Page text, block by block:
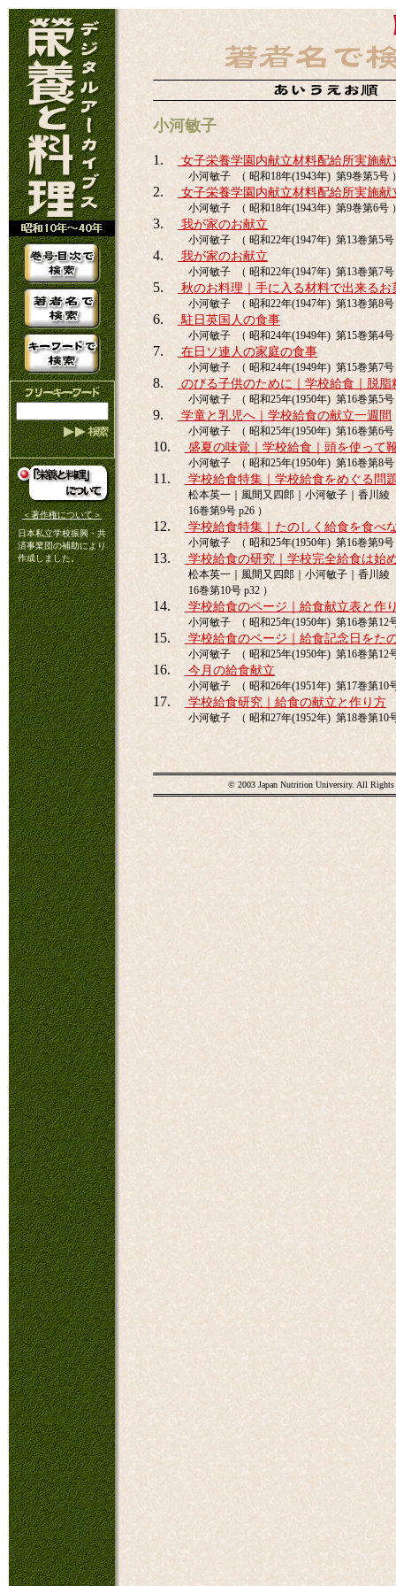
＜著作権について＞
日本私立学校振興・共
済事業団の補助により
作成しました。
小河敏子
1. 女子栄養学園内献立材料配給所実施献
小河敏子 （ 昭和18年(1943年) 第9巻第5号
2. 女子栄養学園内献立材料配給所実施献
小河敏子 （ 昭和18年(1943年) 第9巻第6号
3. 我が家のお献立
小河敏子 （ 昭和22年(1947年) 第13巻第5号
4. 我が家のお献立
小河敏子 （ 昭和22年(1947年) 第13巻第7号
5. 秋のお料理｜手に入る材料で出来るお
小河敏子 （ 昭和22年(1947年) 第13巻第8号
6. 駐日英国人の食事
小河敏子 （ 昭和24年(1949年) 第15巻第4号
7. 在日ソ連人の家庭の食事
小河敏子 （ 昭和24年(1949年) 第15巻第7号
8. のびる子供のために｜学校給食｜脱脂
小河敏子 （ 昭和25年(1950年) 第16巻第5号
9. 学童と乳児へ｜学校給食の献立一週間
小河敏子 （ 昭和25年(1950年) 第16巻第6号
10. 盛夏の味覚｜学校給食｜頭を使って
小河敏子 （ 昭和25年(1950年) 第16巻第8号
11. 学校給食特集｜学校給食をめぐる問
松本英一｜風間又四郎｜小河敏子｜香川綾
16巻第9号 p26 ）
12. 学校給食特集｜たのしく給食を食べ
小河敏子 （ 昭和25年(1950年) 第16巻第9号
13. 学校給食の研究｜学校完全給食は始
松本英一｜風間又四郎｜小河敏子｜香川綾
16巻第10号 p32 ）
14. 学校給食のページ｜給食献立表と作
小河敏子 （ 昭和25年(1950年) 第16巻第12
15. 学校給食のページ｜給食記念日をた
小河敏子 （ 昭和25年(1950年) 第16巻第12
16. 今月の給食献立
小河敏子 （ 昭和26年(1951年) 第17巻第10
17. 学校給食研究｜給食の献立と作り方
小河敏子 （ 昭和27年(1952年) 第18巻第10
© 2003 Japan Nutrition University. All Rights